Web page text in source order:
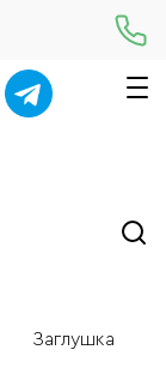
Заглушка